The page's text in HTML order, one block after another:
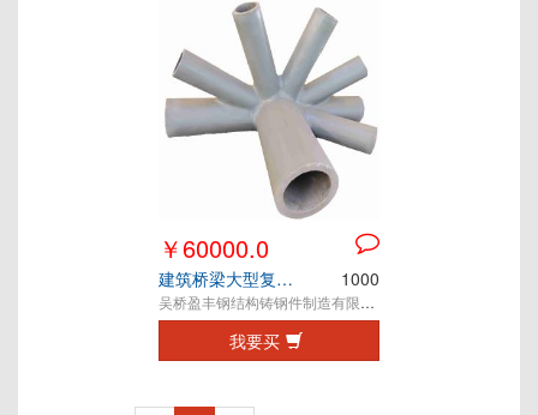
￥60000.0
建筑桥梁大型复杂钢结构铸钢节点定制 1000
吴桥盈丰钢结构铸钢件制造有限公司
我要买